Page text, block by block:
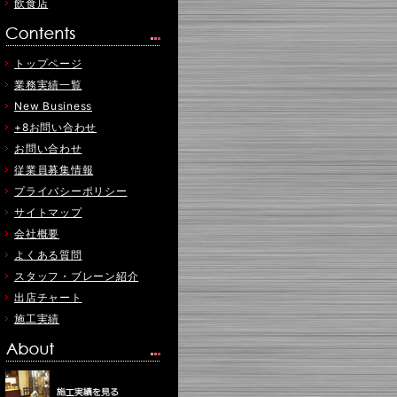
飲食店
トップページ
業務実績一覧
New Business
+8お問い合わせ
お問い合わせ
従業員募集情報
プライバシーポリシー
サイトマップ
会社概要
よくある質問
スタッフ・ブレーン紹介
出店チャート
施工実績